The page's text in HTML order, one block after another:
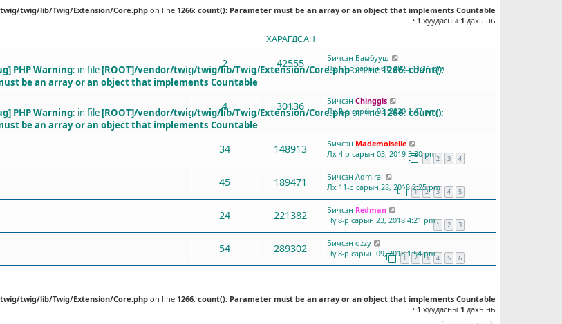
twig/lib/Twig/Extension/Core.phpon line 1266: count(): Parameter must be an array or an object that implements Countable
• 1 хуудасны 1 дахь нь
ХАРАГДСАН
PHP Warning: in file [ROOT]/vendor/twig/twig/lib/Twig/Extension/Core.phpon line1266:count():
be an array or an object that implements Countable
2 42555 Бичсэн Бамбууш
Лх 11-р сарын 01, 2023 11:11 pm
PHP Warning: in file [ROOT]/vendor/twig/twig/lib/Twig/Extension/Core.phpon line1266: count():
be an array or an object that implements Countable
4 30136 Бичсэн Chinggis
Лх 2-р сарын 05, 2020 1:47 pm
1 2 3 4
34 148913 Бичсэн Mademoiselle
Лх 4-р сарын 03, 2019 3:30 pm
1 2 3 4 5
45 189471 Бичсэн Admiral
Лх 11-р сарын 28, 2018 2:25 pm
1 2 3
24 221382 Бичсэн Redman
Пү 8-р сарын 23, 2018 4:21 pm
1 2 3 4 5 6
54 289302 Бичсэн ozzy
Пү 8-р сарын 09, 2018 1:54 pm
twig/lib/Twig/Extension/Core.phpon line 1266: count(): Parameter must be an array or an object that implements Countable
• 1 хуудасны 1 дахь нь